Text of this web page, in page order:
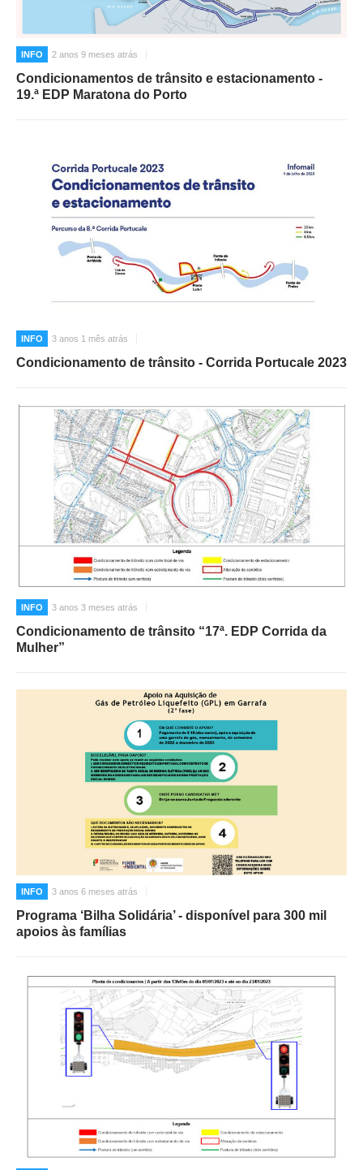
INFO 2 anos 9 meses atrás
Condicionamentos de trânsito e estacionamento -
19.ª EDP Maratona do Porto
INFO 3 anos 1 mês atrás
Condicionamento de trânsito - Corrida Portucale 2023
INFO 3 anos 3 meses atrás
Condicionamento de trânsito “17ª. EDP Corrida da
Mulher”
INFO 3 anos 6 meses atrás
Programa ‘Bilha Solidária’ - disponível para 300 mil
apoios às famílias